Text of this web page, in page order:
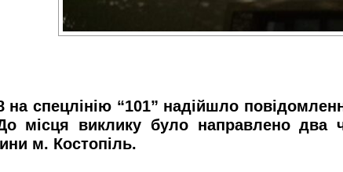
спецлінію “101” надійшло
місця виклику було направлено два
м. Костопіль.